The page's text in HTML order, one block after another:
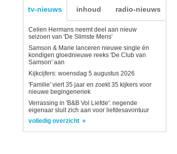
tv-nieuws inhoud radio-nieuws
Celien Hermans neemt deel aan nieuw
seizoen van 'De Slimste Mens'
Samson & Marie lanceren nieuwe single én
kondigen gloednieuwe reeks 'De Club van
Samson' aan
Kijkcijfers: woensdag 5 augustus 2026
'Familie' viert 35 jaar en zoekt 35 kijkers voor
nieuwe begingeneriek
Verrassing in 'B&B Vol Liefde': negende
eigenaar sluit zich aan voor liefdesavontuur
volledig overzicht